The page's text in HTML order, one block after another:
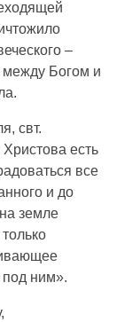
–
между Богом и
свт.
есть
все
и до
земле
под ним».